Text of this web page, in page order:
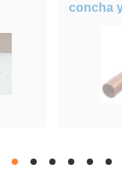
concha
hd hd hd hd hd hd